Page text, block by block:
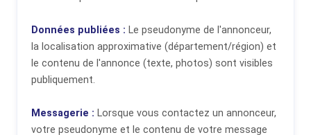
Données publiées : Le pseudonyme de l'annonceur,
la localisation approximative (département/région) et
le contenu de l'annonce (texte, photos) sont visibles
publiquement.
Messagerie : Lorsque vous contactez un annonceur,
votre pseudonyme et le contenu de votre message